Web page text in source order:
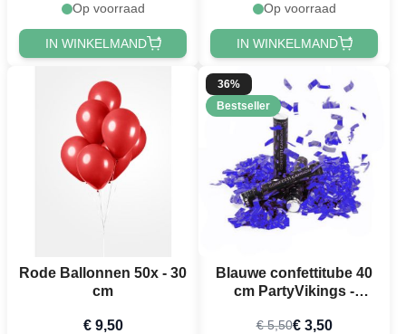
Op voorraad
IN WINKELMAND
Op voorraad
IN WINKELMAND
Rode Ballonnen 50x - 30
cm
€ 9,50
36%
Bestseller
Blauwe confettitube 40
cm PartyVikings -
€ 5,50€ 3,50